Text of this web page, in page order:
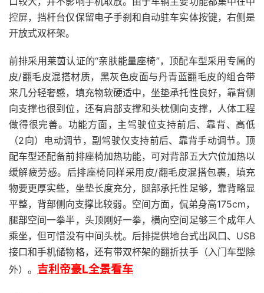
控屏，挡杆台仅保留电子手刹和自动驻车实体按键，右侧是
开放式双杯架。
前排采用莱茵认证的“亲肤能量座椅”，顶配车型采用专属的
皮/翻毛皮混搭材质，黑灰色皮面与丹青蓝翻毛皮的组合带
来几分轻奢感，填充物软硬适中，坐垫承托性良好，靠背侧
向支撑也很到位，还有肩部支撑和头枕侧向支撑，人体工程
做得很完善。功能方面，主驾驶位支持前后、靠背、高低
（2向）电动调节，副驾驶仅支持前后、靠背手动调节。顶
配车型还配备前排座椅加热功能，可对背部五大穴位加热以
缓解疲劳感。后排座椅同样采用皮/翻毛皮混搭包裹，填充
物要更厚实些，坐垫长度充分，腿部承托性足够，靠背略显
平整，背部侧向支撑比较弱。空间方面，侃弟身高175cm，
腿部空间一拳半，头顶刚好一拳，横向空间足够三个成年人
乘坐，但可惜没有中间头枕。后排提供地台式出风口、USB
接口和手机储物格，还有带双杯架的翻折扶手（入门车型除
外）。 吉利帝豪L全景看车